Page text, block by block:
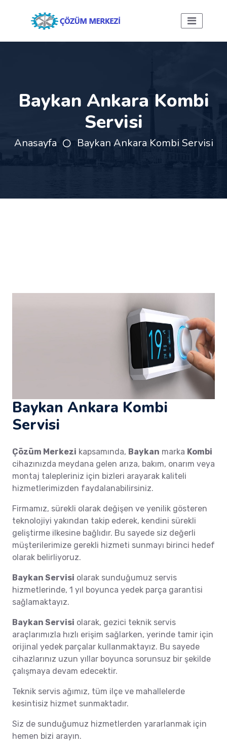
Baykan Ankara Kombi
Servisi
Anasayfa Baykan Ankara Kombi Servisi
Baykan Ankara Kombi
Servisi
Çözüm Merkezi kapsamında, Baykan marka Kombi
cihazınızda meydana gelen arıza, bakım, onarım veya
montaj talepleriniz için bizleri arayarak kaliteli
hizmetlerimizden faydalanabilirsiniz.
Firmamız, sürekli olarak değişen ve yenilik gösteren
teknolojiyi yakından takip ederek, kendini sürekli
geliştirme ilkesine bağlıdır. Bu sayede siz değerli
müşterilerimize gerekli hizmeti sunmayı birinci hedef
olarak belirliyoruz.
Baykan Servisi olarak sunduğumuz servis
hizmetlerinde, 1 yıl boyunca yedek parça garantisi
sağlamaktayız.
Baykan Servisi olarak, gezici teknik servis
araçlarımızla hızlı erişim sağlarken, yerinde tamir için
orijinal yedek parçalar kullanmaktayız. Bu sayede
cihazlarınız uzun yıllar boyunca sorunsuz bir şekilde
çalışmaya devam edecektir.
Teknik servis ağımız, tüm ilçe ve mahallelerde
kesintisiz hizmet sunmaktadır.
Siz de sunduğumuz hizmetlerden yararlanmak için
hemen bizi arayın.